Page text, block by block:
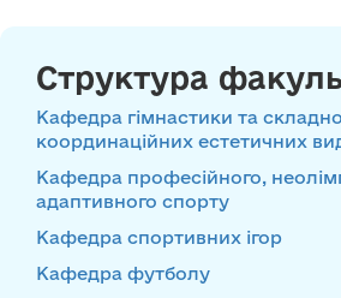
Структура
Кафедра гімнастики та
координаційних естетичних
Кафедра професійного,
адаптивного спорту
Кафедра спортивних ігор
Кафедра футболу